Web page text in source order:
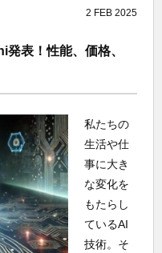
2 FEB 2025
表！性能、価格、
私たちの
生活や仕
事に大き
な変化を
もたらし
ているAI
技術。そ